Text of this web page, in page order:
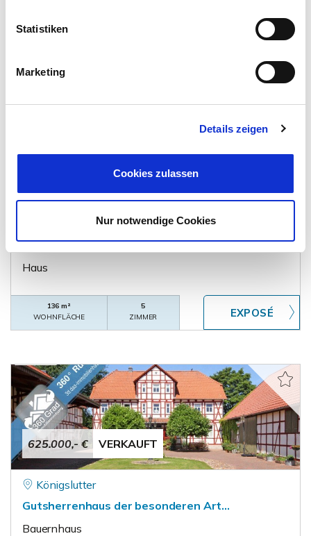
Statistiken
Marketing
Details zeigen
Cookies zulassen
Nur notwendige Cookies
Wolfenbüttel
Einfamilienhaus mit großem Garten in Fümmelse
Haus
136 m²
WOHNFLÄCHE
5
ZIMMER
625.000,- € VERKAUFT
Königslutter
Gutsherrenhaus der besonderen Art...
Bauernhaus